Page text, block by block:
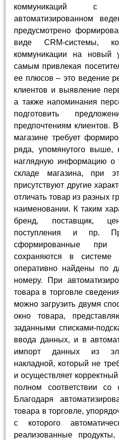
коммуникаций с
автоматизированном
предусмотрено
виде CRM-системы,
коммуникации на новый
самым привлекая
ее плюсов – это ведение
клиентов и выявление
а также напоминания
подготовить
предпочтениям клиентов.
магазине требует
ряда, упомянутого выше,
наглядную информацию о
складе магазина, при
присутствуют другие
отличать товар из разных
наименовании. К таким
бренд, поставщик,
поступления и пр.
сформированные при
сохраняются в
оперативно найдены по
номеру. При
товара в торговле
можно загрузить двумя
окно товара,
заданными списками-
ввода данных, и в
импорт данных из
накладной, который не
и осуществляет
полном соответствии со
Благодаря
товара в торговле,
с которого
реализованные